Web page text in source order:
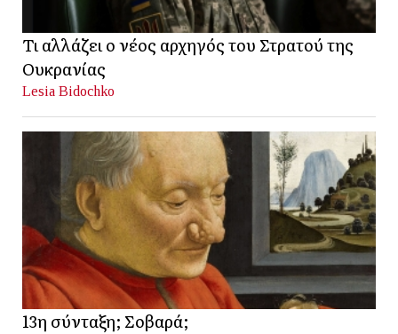
Τι αλλάζει ο νέος αρχηγός του Στρατού της
Ουκρανίας
Lesia Bidochko
13η σύνταξη; Σοβαρά;